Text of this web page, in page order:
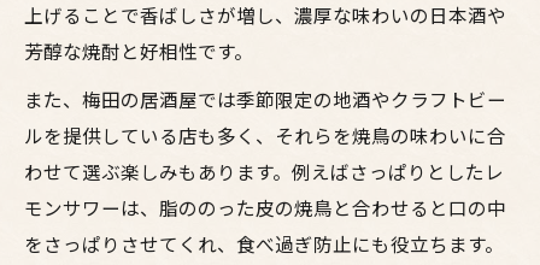
上げることで香ばしさが増し、濃厚な味わいの日本酒や
芳醇な焼酎と好相性です。
また、梅田の居酒屋では季節限定の地酒やクラフトビー
ルを提供している店も多く、それらを焼鳥の味わいに合
わせて選ぶ楽しみもあります。例えばさっぱりとしたレ
モンサワーは、脂ののった皮の焼鳥と合わせると口の中
をさっぱりさせてくれ、食べ過ぎ防止にも役立ちます。